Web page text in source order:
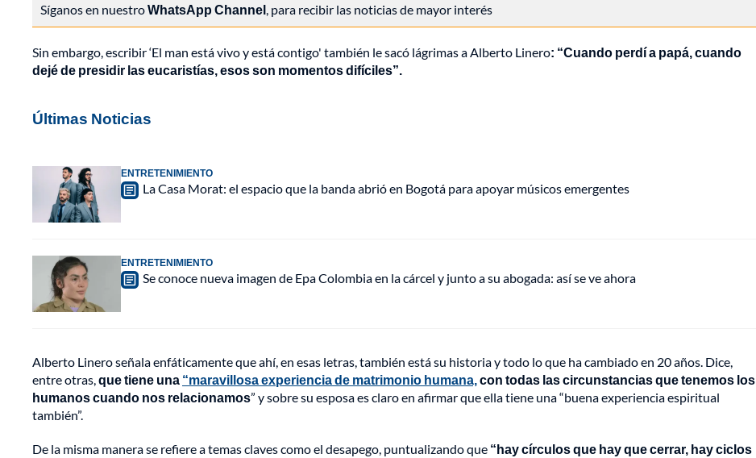
Síganos en nuestroWhatsApp Channel, para recibir las noticias de mayor interés
Sin embargo, escribir ‘El man está vivo y está contigo' también le sacó lágrimas a Alberto Linero: “Cuando perdí a papá, cuando
dejé de presidir las eucaristías, esos son momentos difíciles”.
Últimas Noticias
ENTRETENIMIENTO
La Casa Morat: el espacio que la banda abrió en Bogotá para apoyar músicos emergentes
ENTRETENIMIENTO
Se conoce nueva imagen de Epa Colombia en la cárcel y junto a su abogada: así se ve ahora
Alberto Linero señala enfáticamente que ahí, en esas letras, también está su historia y todo lo que ha cambiado en 20 años. Dice,
entre otras,que tiene una “maravillosa experiencia de matrimonio humana,con todas las circunstancias que tenemos los
humanos cuando nos relacionamos” y sobre su esposa es claro en afirmar que ella tiene una “buena experiencia espiritual
también”.
De la misma manera se refiere a temas claves como el desapego, puntualizando que “hay círculos que hay que cerrar, hay ciclos